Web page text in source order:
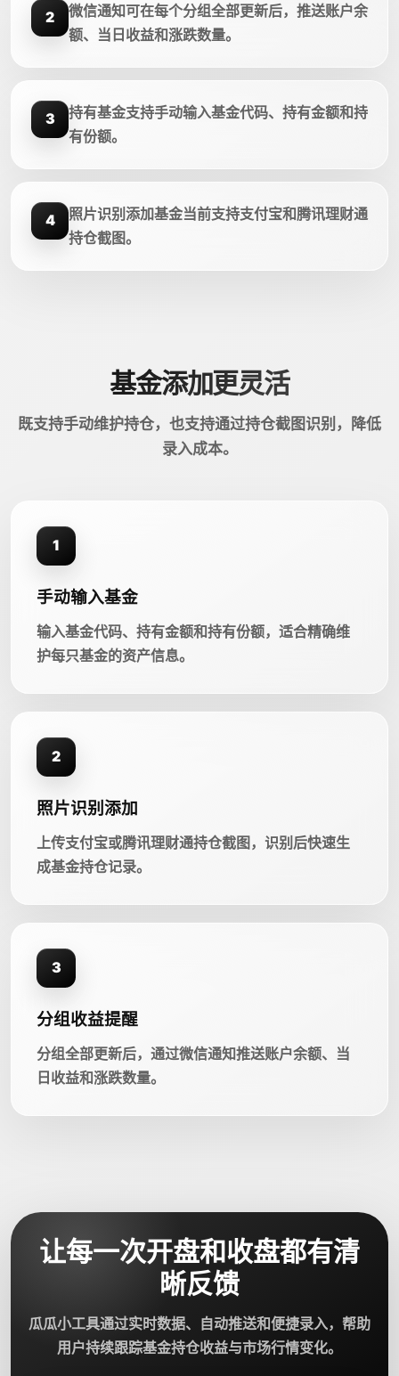
2
微信通知可在每个分组全部更新后，推送账户余
额、当日收益和涨跌数量。
3
持有基金支持手动输入基金代码、持有金额和持
有份额。
4
照片识别添加基金当前支持支付宝和腾讯理财通
持仓截图。
基金添加更灵活
既支持手动维护持仓，也支持通过持仓截图识别，降低
录入成本。
1
手动输入基金
输入基金代码、持有金额和持有份额，适合精确维
护每只基金的资产信息。
2
照片识别添加
上传支付宝或腾讯理财通持仓截图，识别后快速生
成基金持仓记录。
3
分组收益提醒
分组全部更新后，通过微信通知推送账户余额、当
日收益和涨跌数量。
让每一次开盘和收盘都有清
晰反馈
瓜瓜小工具通过实时数据、自动推送和便捷录入，帮助
用户持续跟踪基金持仓收益与市场行情变化。